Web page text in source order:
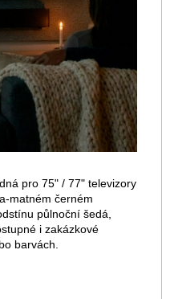
pro 75" / 77" televizory
matném černém
půlnoční šedá,
i zakázkové
barvách.